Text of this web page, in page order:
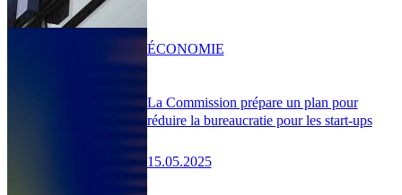
La Commission prépare un plan pour
réduire la bureaucratie pour les start-ups
15.05.2025
ÉCONOMIE